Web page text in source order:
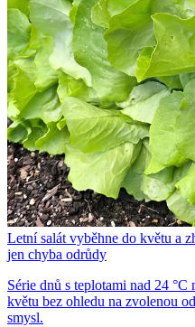
Letní salát vyběhne do květu a
jen chyba odrůdy
Série dnů s teplotami nad 24
květu bez ohledu na zvolenou
smysl.